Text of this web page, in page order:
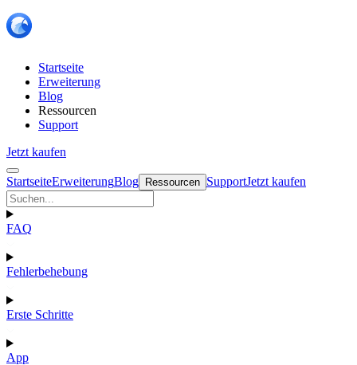
Startseite
Erweiterung
Blog
Ressourcen
Support
Jetzt kaufen
StartseiteErweiterungBlog Ressourcen SupportJetzt kaufen
FAQ
Fehlerbehebung
Erste Schritte
App